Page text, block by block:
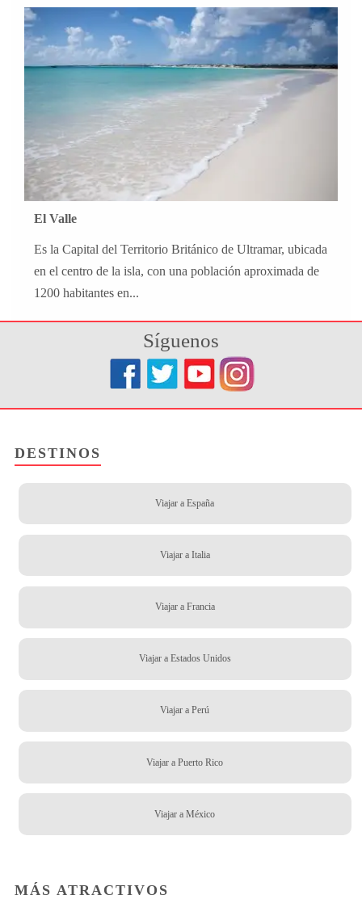
El Valle
Es la Capital del Territorio Británico de Ultramar, ubicada
en el centro de la isla, con una población aproximada de
1200 habitantes en...
Síguenos
DESTINOS
Viajar a España
Viajar a Italia
Viajar a Francia
Viajar a Estados Unidos
Viajar a Perú
Viajar a Puerto Rico
Viajar a México
MÁS ATRACTIVOS